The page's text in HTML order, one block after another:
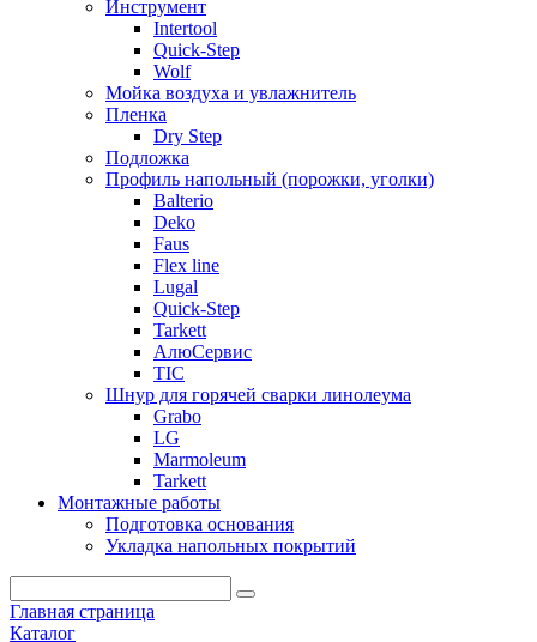
Инструмент
Intertool
Quick-Step
Wolf
Мойка воздуха и увлажнитель
Пленка
Dry Step
Подложка
Профиль напольный (порожки, уголки)
Balterio
Deko
Faus
Flex line
Lugal
Quick-Step
Tarkett
АлюСервис
ТІС
Шнур для горячей сварки линолеума
Grabo
LG
Marmoleum
Tarkett
Монтажные работы
Подготовка основания
Укладка напольных покрытий
Главная страница
Каталог